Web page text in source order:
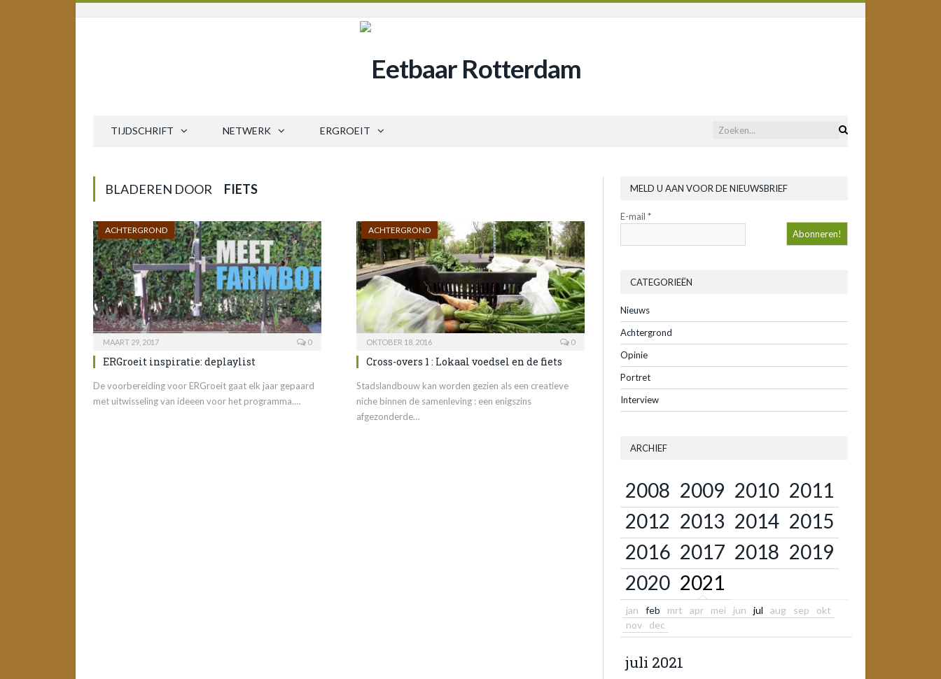
TIJDSCHRIFT NETWERK ERGROEIT
BLADEREN DOOR FIETS
ACHTERGROND
MAART 29, 2017 0
ERGroeit inspiratie: deplaylist
De voorbereiding voor ERGroeit gaat elk jaar gepaard
met uitwisseling van ideeen voor het programma.…
ACHTERGROND
OKTOBER 18, 2016 0
Cross-overs 1 : Lokaal voedsel en de fiets
Stadslandbouw kan worden gezien als een creatieve
niche binnen de samenleving : een enigszins
afgezonderde…
MELD U AAN VOOR DE NIEUWSBRIEF
E-mail *
CATEGORIEËN
Nieuws
Achtergrond
Opinie
Portret
Interview
ARCHIEF
2008 2009 2010 2011
2012 2013 2014 2015
2016 2017 2018 2019
2020 2021
jan feb mrt apr mei jun jul aug sep
okt
nov
dec
juli 2021